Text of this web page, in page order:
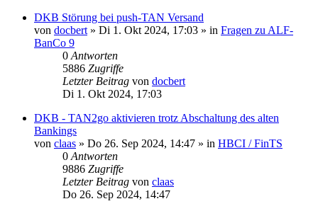
DKB Störung bei push-TAN Versand
von docbert » Di 1. Okt 2024, 17:03 » in Fragen zu ALF-
BanCo 9
0 Antworten
5886 Zugriffe
Letzter Beitrag von docbert
Di 1. Okt 2024, 17:03
DKB - TAN2go aktivieren trotz Abschaltung des alten
Bankings
von claas » Do 26. Sep 2024, 14:47 » in HBCI / FinTS
0 Antworten
9886 Zugriffe
Letzter Beitrag von claas
Do 26. Sep 2024, 14:47